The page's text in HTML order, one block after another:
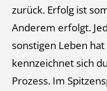
zurück. Erfolg ist
Anderem erfolgt.
sonstigen Leben
kennzeichnet sich
Prozess. Im